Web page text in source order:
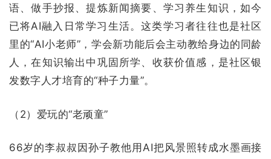
语、做手抄报、提炼新闻摘要、学习养生知识，如今
已将AI融入日常学习生活。这类学习者往往也是社区
里的“AI小老师”，学会新功能后会主动教给身边的同龄
人，在知识输出中巩固所学、收获价值感，是社区银
发数字人才培育的“种子力量”。
（2）爱玩的“老顽童”
66岁的李叔叔因孙子教他用AI把风景照转成水墨画接